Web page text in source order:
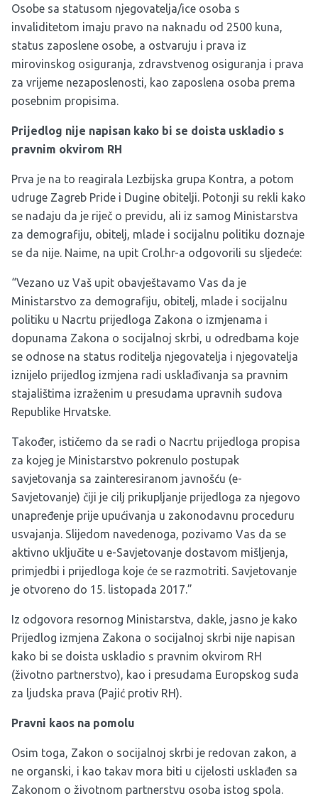
Osobe sa statusom njegovatelja/ice osoba s
invaliditetom imaju pravo na naknadu od 2500 kuna,
status zaposlene osobe, a ostvaruju i prava iz
mirovinskog osiguranja, zdravstvenog osiguranja i prava
za vrijeme nezaposlenosti, kao zaposlena osoba prema
posebnim propisima.
Prijedlog nije napisan kako bi se doista uskladio s
pravnim okvirom RH
Prva je na to reagirala Lezbijska grupa Kontra, a potom
udruge Zagreb Pride i Dugine obitelji. Potonji su rekli kako
se nadaju da je riječ o previdu, ali iz samog Ministarstva
za demografiju, obitelj, mlade i socijalnu politiku doznaje
se da nije. Naime, na upit Crol.hr-a odgovorili su sljedeće:
“Vezano uz Vaš upit obavještavamo Vas da je
Ministarstvo za demografiju, obitelj, mlade i socijalnu
politiku u Nacrtu prijedloga Zakona o izmjenama i
dopunama Zakona o socijalnoj skrbi, u odredbama koje
se odnose na status roditelja njegovatelja i njegovatelja
iznijelo prijedlog izmjena radi usklađivanja sa pravnim
stajalištima izraženim u presudama upravnih sudova
Republike Hrvatske.
Također, ističemo da se radi o Nacrtu prijedloga propisa
za kojeg je Ministarstvo pokrenulo postupak
savjetovanja sa zainteresiranom javnošću (e-
Savjetovanje) čiji je cilj prikupljanje prijedloga za njegovo
unapređenje prije upućivanja u zakonodavnu proceduru
usvajanja. Slijedom navedenoga, pozivamo Vas da se
aktivno uključite u e-Savjetovanje dostavom mišljenja,
primjedbi i prijedloga koje će se razmotriti. Savjetovanje
je otvoreno do 15. listopada 2017.”
Iz odgovora resornog Ministarstva, dakle, jasno je kako
Prijedlog izmjena Zakona o socijalnoj skrbi nije napisan
kako bi se doista uskladio s pravnim okvirom RH
(životno partnerstvo), kao i presudama Europskog suda
za ljudska prava (Pajić protiv RH).
Pravni kaos na pomolu
Osim toga, Zakon o socijalnoj skrbi je redovan zakon, a
ne organski, i kao takav mora biti u cijelosti usklađen sa
Zakonom o životnom partnerstvu osoba istog spola.